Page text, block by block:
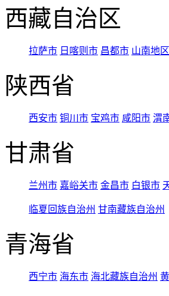
西藏自治区
拉萨市 日喀则市 昌都市 山南地区
陕西省
西安市 铜川市 宝鸡市 咸阳市 渭
甘肃省
兰州市 嘉峪关市 金昌市 白银市
临夏回族自治州 甘南藏族自治州
青海省
西宁市 海东市 海北藏族自治州